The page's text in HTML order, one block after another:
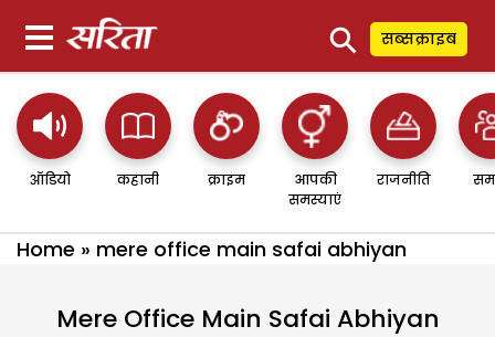
⚲ सब्सक्राइब
ऑडियो कहानी क्राइम
आपकी
समस्याएं
राजनीति
Home » mere office main safai abhiyan
Mere Office Main Safai Abhiyan